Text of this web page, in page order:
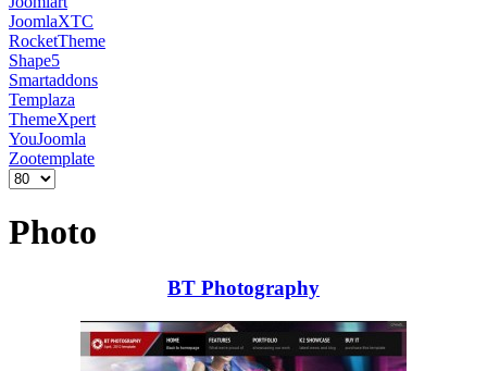
JoomlaXTC
RocketTheme
Shape5
Smartaddons
Templaza
ThemeXpert
YouJoomla
Zootemplate
Photo
BT Photography